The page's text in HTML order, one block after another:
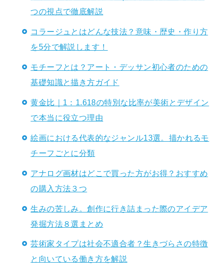
つの視点で徹底解説
コラージュとはどんな技法？意味・歴史・作り方
を5分で解説します！
モチーフとは？アート・デッサン初心者のための
基礎知識と描き方ガイド
黄金比｜1：1.618の特別な比率が美術とデザイン
で本当に役立つ理由
絵画における代表的なジャンル13選。描かれるモ
チーフごとに分類
アナログ画材はどこで買った方がお得？おすすめ
の購入方法３つ
生みの苦しみ。創作に行き詰まった際のアイデア
発掘方法８選まとめ
芸術家タイプは社会不適合者？生きづらさの特徴
と向いている働き方を解説